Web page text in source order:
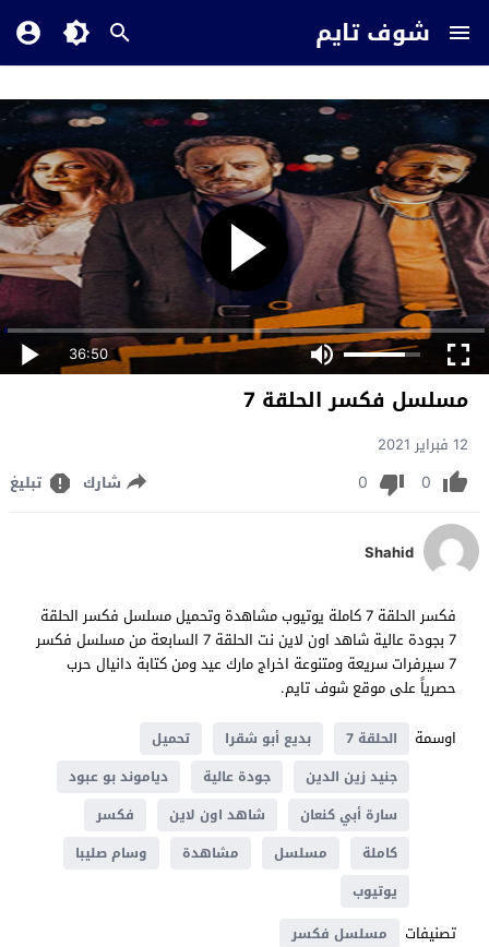
شوف تايم
36:50
مسلسل فكسر الحلقة 7
12 فبراير 2021
0
0 شارك تبليغ
Shahid
فكسر الحلقة 7 كاملة يوتيوب مشاهدة وتحميل مسلسل فكسر الحلقة
7 بجودة عالية شاهد اون لاين نت الحلقة 7 السابعة من مسلسل فكسر
7 سيرفرات سريعة ومتنوعة اخراج مارك عيد ومن كتابة دانيال حرب
حصرياً على موقع شوف تايم.
اوسمة
الحلقة 7 بديع أبو شقرا
تحميل
جنيد زين الدين
جودة عالية
دياموند بو عبود
سارة أبي كنعان
شاهد اون لاين
فكسر
كاملة
مسلسل مشاهدة
وسام صليبا
يوتيوب
تصنيفات مسلسل فكسر